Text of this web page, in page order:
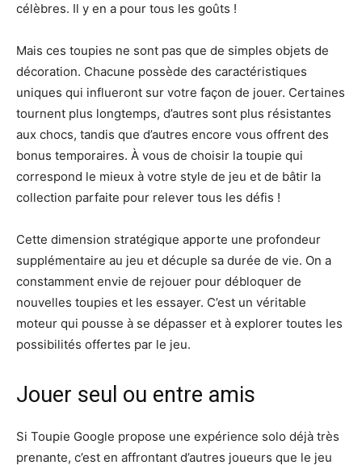
célèbres. Il y en a pour tous les goûts !
Mais ces toupies ne sont pas que de simples objets de
décoration. Chacune possède des caractéristiques
uniques qui influeront sur votre façon de jouer. Certaines
tournent plus longtemps, d’autres sont plus résistantes
aux chocs, tandis que d’autres encore vous offrent des
bonus temporaires. À vous de choisir la toupie qui
correspond le mieux à votre style de jeu et de bâtir la
collection parfaite pour relever tous les défis !
Cette dimension stratégique apporte une profondeur
supplémentaire au jeu et décuple sa durée de vie. On a
constamment envie de rejouer pour débloquer de
nouvelles toupies et les essayer. C’est un véritable
moteur qui pousse à se dépasser et à explorer toutes les
possibilités offertes par le jeu.
Jouer seul ou entre amis
Si Toupie Google propose une expérience solo déjà très
prenante, c’est en affrontant d’autres joueurs que le jeu